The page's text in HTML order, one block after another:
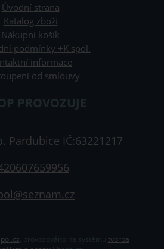
Úvodní strana
Katalog zboží
Nákupní košík
podmínky +K spol.
informace
od smlouvy
PROVOZUJE
Pardubice IČ:63221217
tvorba